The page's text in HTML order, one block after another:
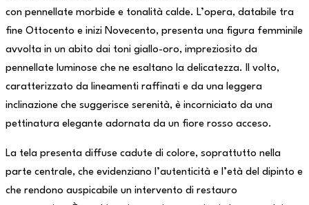
con pennellate morbide e tonalità calde. L’opera, databile tra
fine Ottocento e inizi Novecento, presenta una figura femminile
avvolta in un abito dai toni giallo-oro, impreziosito da
pennellate luminose che ne esaltano la delicatezza. Il volto,
caratterizzato da lineamenti raffinati e da una leggera
inclinazione che suggerisce serenità, è incorniciato da una
pettinatura elegante adornata da un fiore rosso acceso.
La tela presenta diffuse cadute di colore, soprattutto nella
parte centrale, che evidenziano l’autenticità e l’età del dipinto e
che rendono auspicabile un intervento di restauro